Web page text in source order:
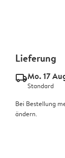
Lieferung
delivery_standard_v2Mo. 17
Standard
Bei Bestellung
ändern.